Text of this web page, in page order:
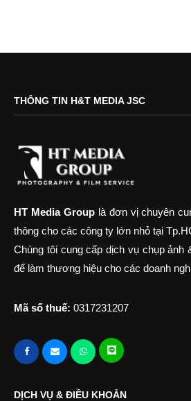
THÔNG TIN H&T MEDIA JSC
HT Media Grouplà đơn vị chuyên
thông cho các công ty lớn nhỏ tại
Chúng tôi cung cấp dịch vụ chụp ảnh
để làm thương hiệu cho các doanh
Mã số thuế: 0317231207
DỊCH VỤ & ĐIỀU KHOẢN